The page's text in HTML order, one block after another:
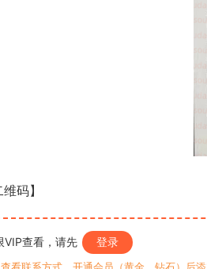
码】
VIP查看，请先 登录